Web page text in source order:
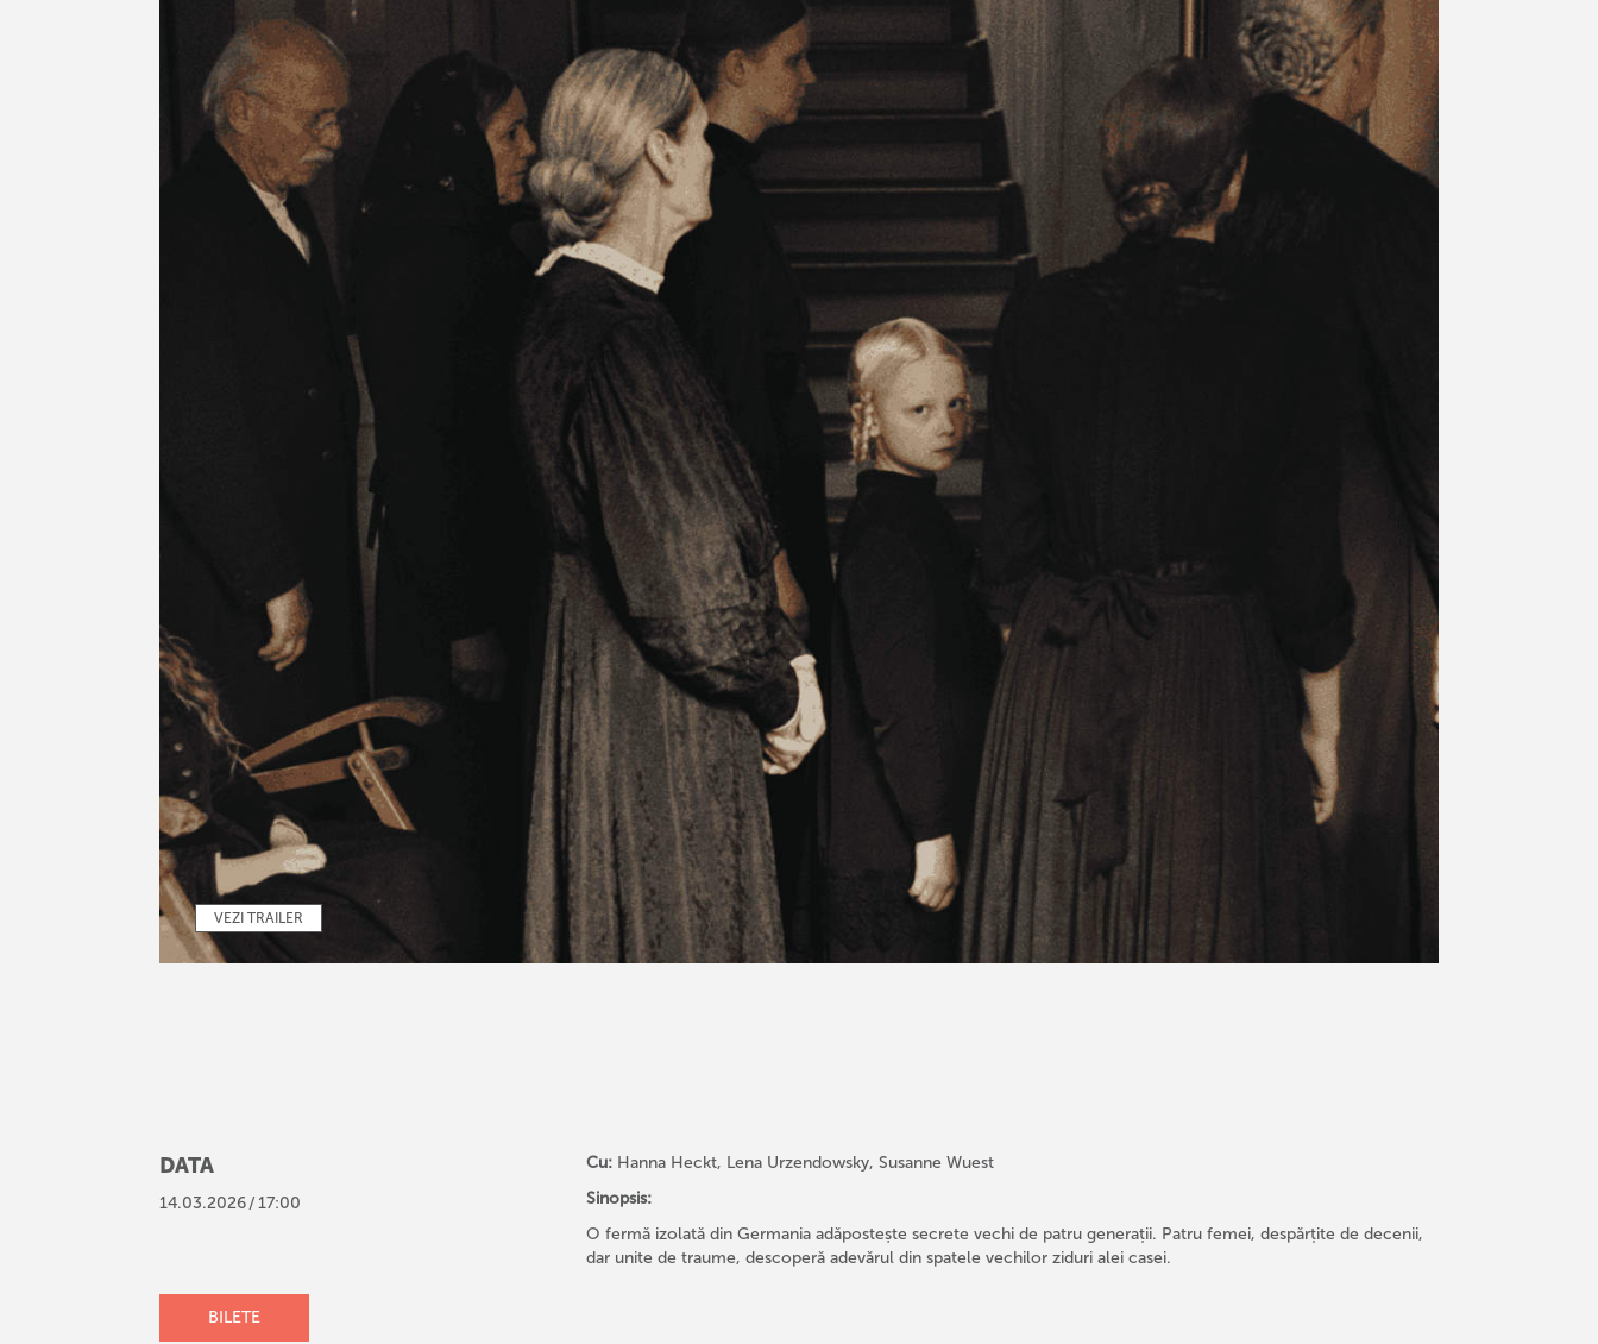
VEZI TRAILER
DATA
14.03.2026/17:00
BILETE
Cu:Hanna Heckt, Lena Urzendowsky, Susanne Wuest
Sinopsis:
O fermă izolată din Germania adăpostește secrete vechi de patru generații. Patru femei, despărțite de decenii,
dar unite de traume, descoperă adevărul din spatele vechilor ziduri alei casei.